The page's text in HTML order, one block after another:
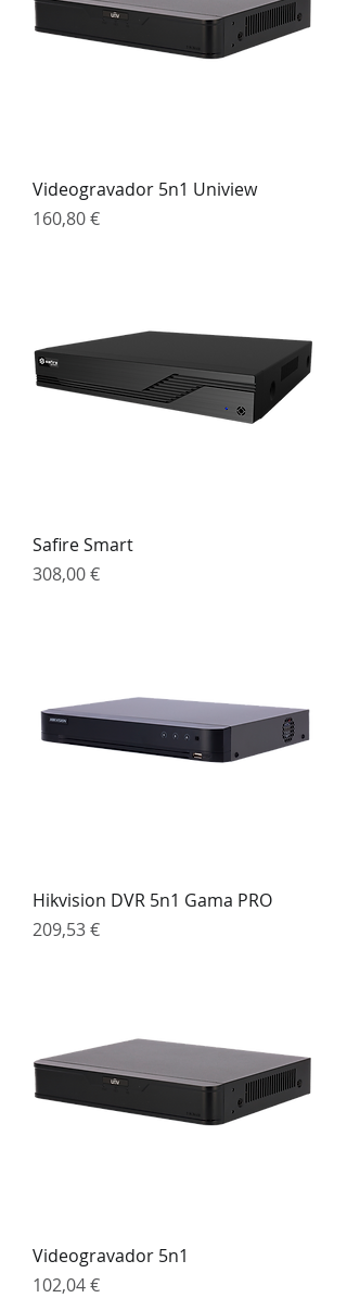
Videogravador 5n1 Uniview
Preço
160,80 €
Safire Smart
Preço
308,00 €
Hikvision DVR 5n1 Gama PRO
Preço
209,53 €
Videogravador 5n1
Preço
102,04 €